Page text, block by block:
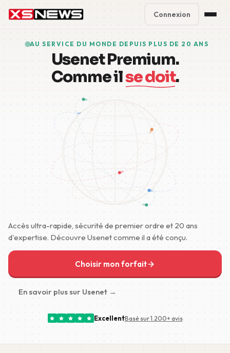
Premium Plans%
Block Accounts
Contact
5 Day Pass
Connexion
AU SERVICE DU MONDE DEPUIS PLUS DE 20 ANS
Usenet Premium.
Comme ilse doit.
Accès ultra-rapide, sécurité de premier ordre et 20 ans
d'expertise. Découvre Usenet comme il a été conçu.
Choisir mon forfait
En savoir plus sur Usenet →
ExcellentBasé sur 1.200+ avis